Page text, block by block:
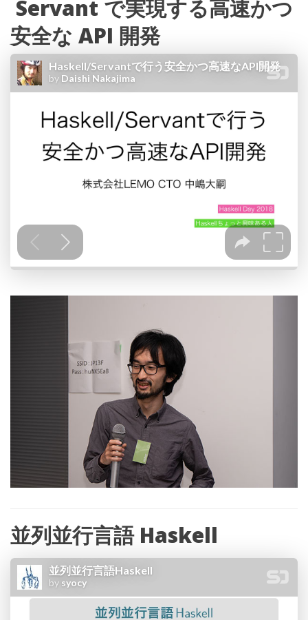
Servant で実現する高速かつ
安全な API 開発
並列並行言語 Haskell